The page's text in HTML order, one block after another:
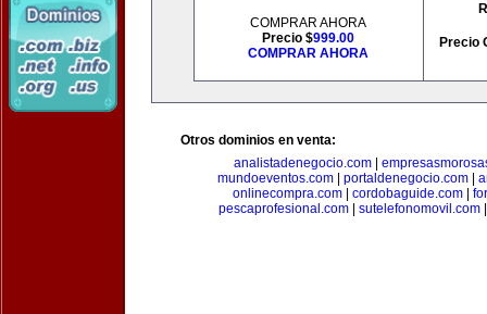
COMPRAR AHORA
Precio $999.00
COMPRAR AHORA
Precio
Otros dominios en venta:
analistadenegocio.com
mundoeventos.com| portaldenegocio.com|
onlinecompra.com| cordobaguide.com|
pescaprofesional.com| sutelefonomovil.com